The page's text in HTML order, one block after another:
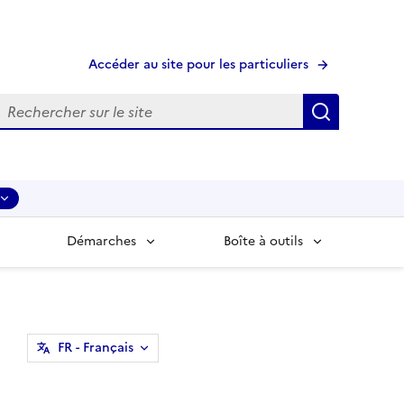
Accéder au site pour les particuliers
Recherche
Démarches Boîte à outils
FR- Français